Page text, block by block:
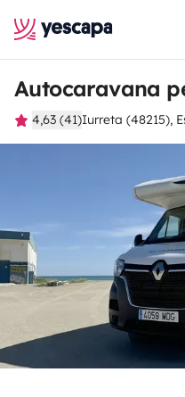
Autocaravana
4,63 (41)Iurreta (48215),